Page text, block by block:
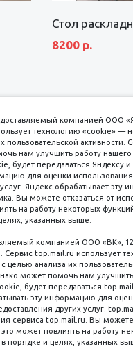
Стол
8200 р.
этаж
компанией ООО
технологию «cookie» —
нам улучшить работу
будет передаваться Яндексу и
для оценки
Яндекс обрабатывает эту
Вы можете отказаться от
на работу некоторых
указанных выше.
компанией ООО «ВК»,
Сервис top.mail.ru использует
анализа их
может помочь нам
будет передаваться
эту информацию для
других услуг.
сервиса top.mail.ru. Вы можете
может повлиять на работу
порядке и целях, указанных